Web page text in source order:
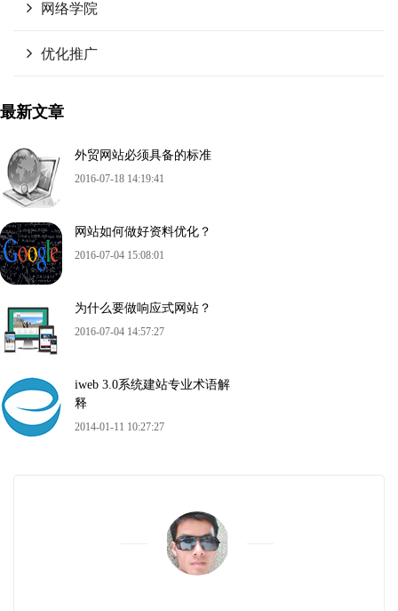
网络学院
优化推广
最新文章
外贸网站必须具备的标准
2016-07-18 14:19:41
网站如何做好资料优化？
2016-07-04 15:08:01
为什么要做响应式网站？
2016-07-04 14:57:27
iweb 3.0系统建站专业术语解
释
2014-01-11 10:27:27